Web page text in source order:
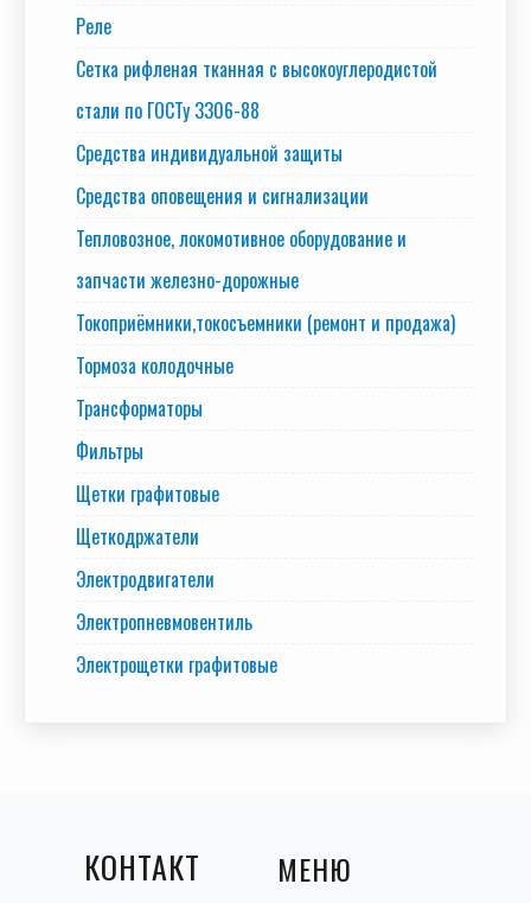
Реле
Сетка рифленая тканная с высокоуглеродистой
стали по ГОСТу 3306-88
Средства индивидуальной защиты
Средства оповещения и сигнализации
Тепловозное, локомотивное оборудование и
запчасти железно-дорожные
Токоприёмники,токосъемники (ремонт и продажа)
Тормоза колодочные
Трансформаторы
Фильтры
Щетки графитовые
Щеткодржатели
Электродвигатели
Электропневмовентиль
Электрощетки графитовые
КОНТАКТ МЕНЮ